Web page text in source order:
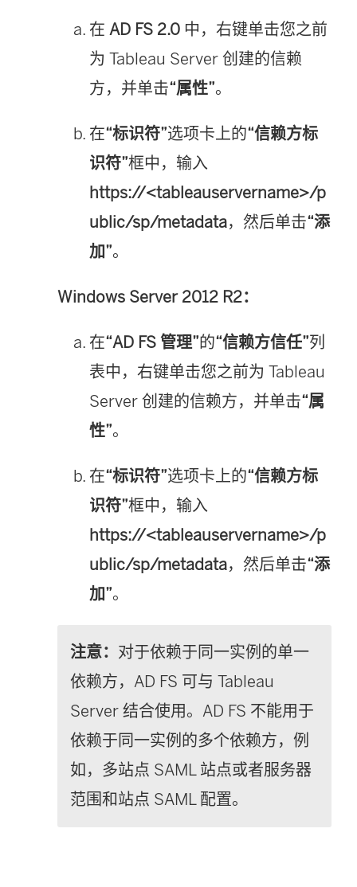
在 AD FS 2.0 中，右键单击您之前
为 Tableau Server 创建的信赖
方，并单击“属性”。
在“标识符”选项卡上的“信赖方标
识符”框中，输入
https://<tableauservername>/p
ublic/sp/metadata，然后单击“添
加”。
Windows Server 2012 R2：
在“AD FS 管理”的“信赖方信任”列
表中，右键单击您之前为 Tableau
Server 创建的信赖方，并单击“属
性”。
在“标识符”选项卡上的“信赖方标
识符”框中，输入
https://<tableauservername>/p
ublic/sp/metadata，然后单击“添
加”。
注意： 对于依赖于同一实例的单一
依赖方，AD FS 可与 Tableau
Server 结合使用。AD FS 不能用于
依赖于同一实例的多个依赖方，例
如，多站点 SAML 站点或者服务器
范围和站点 SAML 配置。